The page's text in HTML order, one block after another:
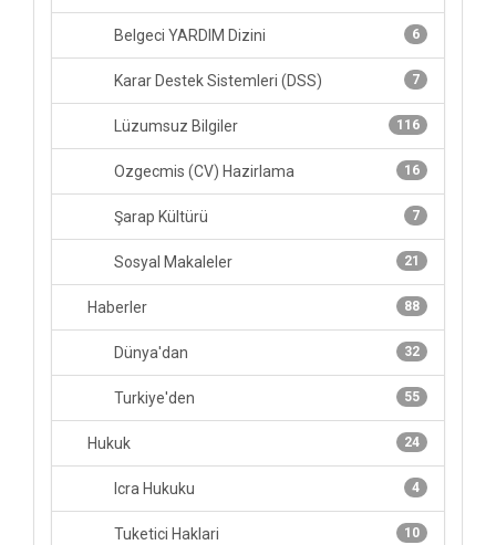
6
Belgeci YARDIM Dizini
7
Karar Destek Sistemleri (DSS)
116
Lüzumsuz Bilgiler
16
Ozgecmis (CV) Hazirlama
7
Şarap Kültürü
21
Sosyal Makaleler
88
Haberler
32
Dünya'dan
55
Turkiye'den
24
Hukuk
4
Icra Hukuku
10
Tuketici Haklari